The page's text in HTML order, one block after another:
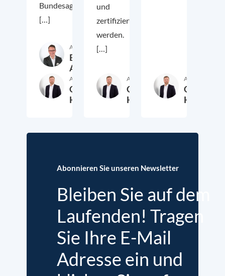
Bundesagentur
[…]
Autor:in
Benjamin
Amsbeck
Autor:in
Gunvald
Herdin 4. September 2025
und
zertifiziert
werden.
[…]
Autor:in
Gunvald
Herdin4. August 2016
Autor:in
Gunvald
Herdin
Abonnieren Sie unseren Newsletter
Bleiben Sie auf dem
Laufenden! Tragen
Sie Ihre E-Mail
Adresse ein und